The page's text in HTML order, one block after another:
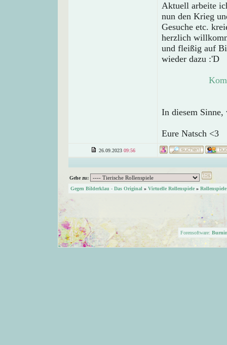
Aktuell arbeite
nun den Krieg
Gesuche etc.
herzlich
und fleißig auf
wieder dazu :'D
In diesem Sinne,
Eure Natsch <3
26.09.2023 09:56
Gehe zu:
Gegen Bilderklau - Das Original » Virtuelle Rollenspiele » Rollenspiele
Forensoftware: